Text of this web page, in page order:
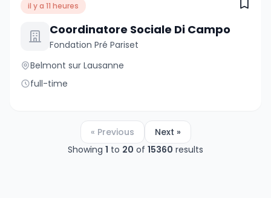
il y a 11 heures
Coordinatore Sociale Di Campo
Fondation Pré Pariset
Belmont sur Lausanne
full-time
« Previous
Next »
Showing 1 to 20 of 15360 results